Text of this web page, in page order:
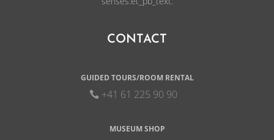
CONTACT
GUIDED TOURS/ROOM RENTAL
+41 61 225 90 90
MUSEUM SHOP